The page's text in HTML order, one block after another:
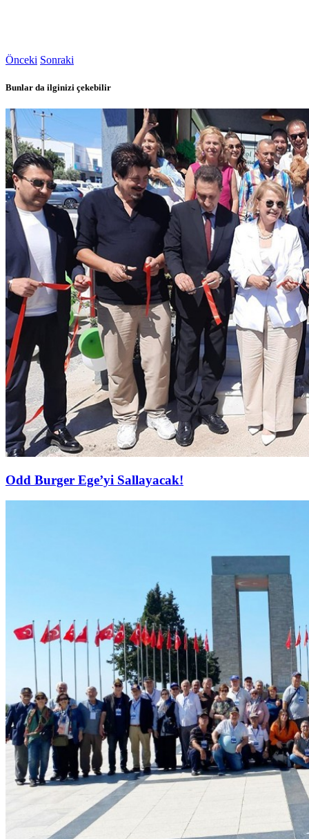
Önceki Sonraki
Bunlar da ilginizi çekebilir
Odd Burger Ege’yi Sallayacak!